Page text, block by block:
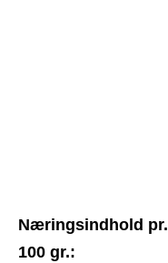
Næringsindhold pr.
100 gr.: